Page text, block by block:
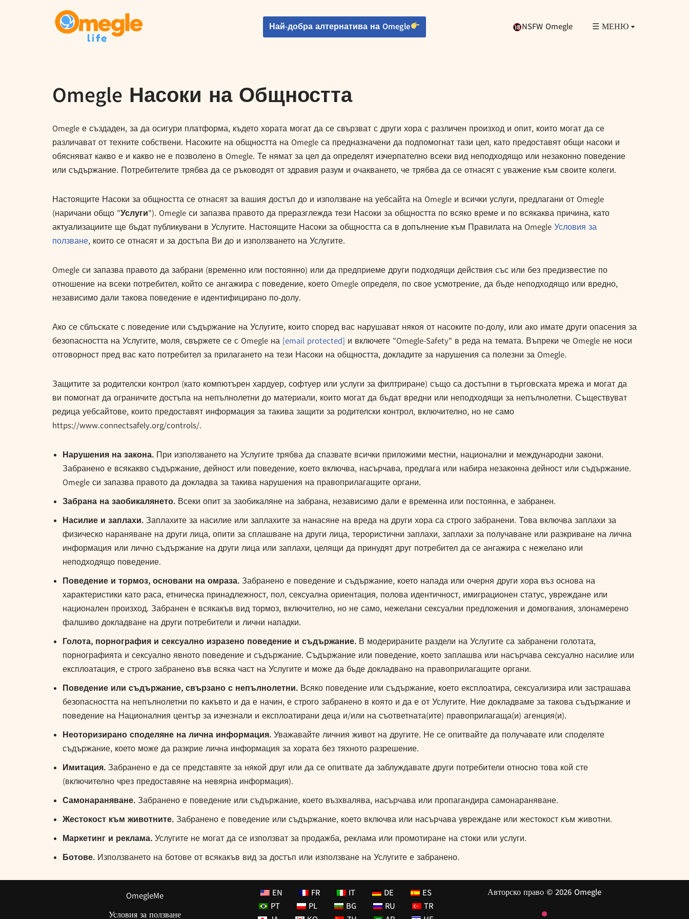
Преминаване
Най-добра алтернатива на Omegle NSFW Omegle ☰ МЕНЮ
Omegle Насоки на Общността
Omegle е създаден, за да осигури платформа, където хората могат да се свързват с други хора с различен произход и опит, които могат да се
различават от техните собствени. Насоките на общността на Omegle са предназначени да подпомогнат тази цел, като предоставят общи насоки и
обясняват какво е и какво не е позволено в Omegle. Те нямат за цел да определят изчерпателно всеки вид неподходящо или незаконно поведение
или съдържание. Потребителите трябва да се ръководят от здравия разум и очакването, че трябва да се отнасят с уважение към своите колеги.
Настоящите Насоки за общността се отнасят за вашия достъп до и използване на уебсайта на Omegle и всички услуги, предлагани от Omegle
(наричани общо "Услуги"). Omegle си запазва правото да преразглежда тези Насоки за общността по всяко време и по всякаква причина, като
актуализациите ще бъдат публикувани в Услугите. Настоящите Насоки за общността са в допълнение към Правилата на Omegle Условия за
ползване, които се отнасят и за достъпа Ви до и използването на Услугите.
Omegle си запазва правото да забрани (временно или постоянно) или да предприеме други подходящи действия със или без предизвестие по
отношение на всеки потребител, който се ангажира с поведение, което Omegle определя, по свое усмотрение, да бъде неподходящо или вредно,
независимо дали такова поведение е идентифицирано по-долу.
Ако се сблъскате с поведение или съдържание на Услугите, които според вас нарушават някоя от насоките по-долу, или ако имате други опасения за
безопасността на Услугите, моля, свържете се с Omegle на [email protected] и включете "Omegle-Safety" в реда на темата. Въпреки че Omegle не носи
отговорност пред вас като потребител за прилагането на тези Насоки на общността, докладите за нарушения са полезни за Omegle.
Защитите за родителски контрол (като компютърен хардуер, софтуер или услуги за филтриране) също са достъпни в търговската мрежа и могат да
ви помогнат да ограничите достъпа на непълнолетни до материали, които могат да бъдат вредни или неподходящи за непълнолетни. Съществуват
редица уебсайтове, които предоставят информация за такива защити за родителски контрол, включително, но не само
https://www.connectsafely.org/controls/.
Нарушения на закона. При използването на Услугите трябва да спазвате всички приложими местни, национални и международни закони.
Забранено е всякакво съдържание, дейност или поведение, което включва, насърчава, предлага или набира незаконна дейност или съдържание.
Omegle си запазва правото да докладва за такива нарушения на правоприлагащите органи.
Забрана на заобикалянето. Всеки опит за заобикаляне на забрана, независимо дали е временна или постоянна, е забранен.
Насилие и заплахи. Заплахите за насилие или заплахите за нанасяне на вреда на други хора са строго забранени. Това включва заплахи за
физическо нараняване на други лица, опити за сплашване на други лица, терористични заплахи, заплахи за получаване или разкриване на лична
информация или лично съдържание на други лица или заплахи, целящи да принудят друг потребител да се ангажира с нежелано или
неподходящо поведение.
Поведение и тормоз, основани на омраза. Забранено е поведение и съдържание, което напада или очерня други хора въз основа на
характеристики като раса, етническа принадлежност, пол, сексуална ориентация, полова идентичност, имиграционен статус, увреждане или
национален произход. Забранен е всякакъв вид тормоз, включително, но не само, нежелани сексуални предложения и домогвания, злонамерено
фалшиво докладване на други потребители и лични нападки.
Голота, порнография и сексуално изразено поведение и съдържание. В модерираните раздели на Услугите са забранени голотата,
порнографията и сексуално явното поведение и съдържание. Съдържание или поведение, което заплашва или насърчава сексуално насилие или
експлоатация, е строго забранено във всяка част на Услугите и може да бъде докладвано на правоприлагащите органи.
Поведение или съдържание, свързано с непълнолетни. Всяко поведение или съдържание, което експлоатира, сексуализира или застрашава
безопасността на непълнолетни по какъвто и да е начин, е строго забранено в която и да е от Услугите. Ние докладваме за такова съдържание и
поведение на Националния център за изчезнали и експлоатирани деца и/или на съответната(ите) правоприлагаща(и) агенция(и).
Неоторизирано споделяне на лична информация. Уважавайте личния живот на другите. Не се опитвайте да получавате или споделяте
съдържание, което може да разкрие лична информация за хората без тяхното разрешение.
Имитация. Забранено е да се представяте за някой друг или да се опитвате да заблуждавате други потребители относно това кой сте
(включително чрез предоставяне на невярна информация).
Самонараняване. Забранено е поведение или съдържание, което възхвалява, насърчава или пропагандира самонараняване.
Жестокост към животните. Забранено е поведение или съдържание, което включва или насърчава увреждане или жестокост към животни.
Маркетинг и реклама. Услугите не могат да се използват за продажба, реклама или промотиране на стоки или услуги.
Ботове. Използването на ботове от всякакъв вид за достъп или използване на Услугите е забранено.
OmegleMe
Условия за ползване
EN FR IT DE
ES
PT
PL BG RU
TR
Авторско право © 2026 Omegle